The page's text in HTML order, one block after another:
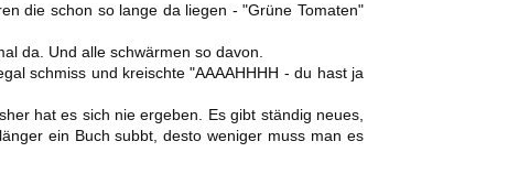
die schon so lange da liegen - "Grüne Tomaten"
da. Und alle schwärmen so davon.
schmiss und kreischte "AAAAHHHH - du hast ja
hat es sich nie ergeben. Es gibt ständig neues,
ein Buch subbt, desto weniger muss man es